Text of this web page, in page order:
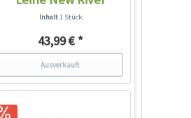
Inhalt1 Stück
43,99 € *
Ausverkauft